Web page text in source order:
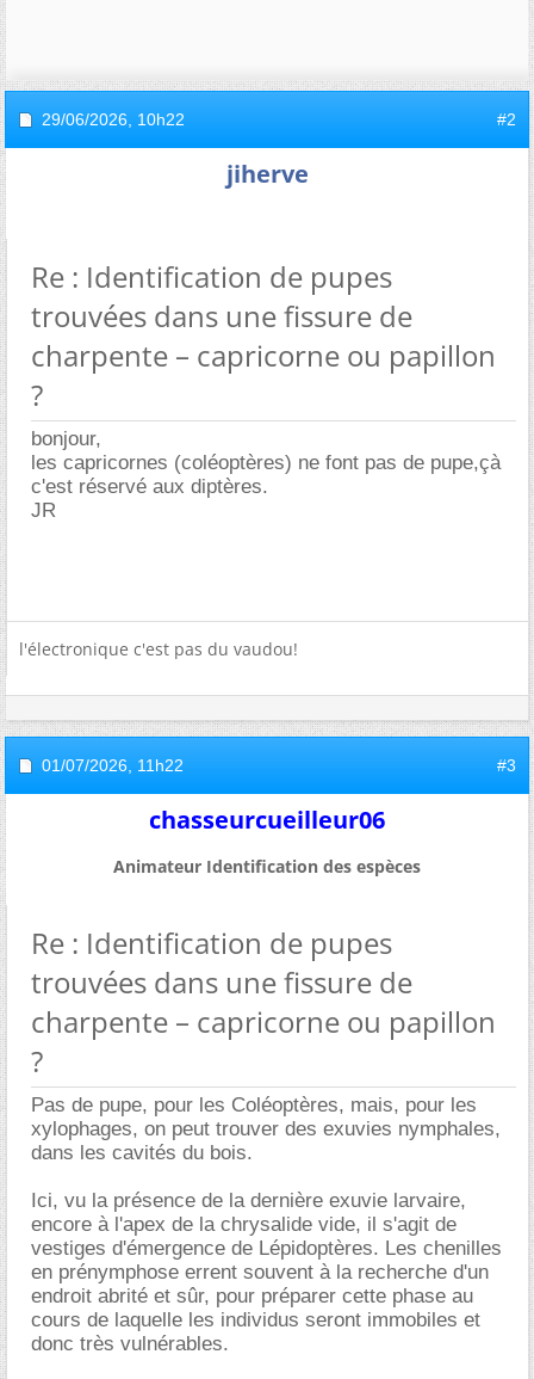
29/06/2026, 10h22 #2
jiherve
Re : Identification de pupes
trouvées dans une fissure de
charpente – capricorne ou papillon
?
bonjour,
les capricornes (coléoptères) ne font pas de pupe,çà
c'est réservé aux diptères.
JR
l'électronique c'est pas du vaudou!
01/07/2026, 11h22 #3
chasseurcueilleur06
Animateur Identification des espèces
Re : Identification de pupes
trouvées dans une fissure de
charpente – capricorne ou papillon
?
Pas de pupe, pour les Coléoptères, mais, pour les
xylophages, on peut trouver des exuvies nymphales,
dans les cavités du bois.
Ici, vu la présence de la dernière exuvie larvaire,
encore à l'apex de la chrysalide vide, il s'agit de
vestiges d'émergence de Lépidoptères. Les chenilles
en prénymphose errent souvent à la recherche d'un
endroit abrité et sûr, pour préparer cette phase au
cours de laquelle les individus seront immobiles et
donc très vulnérables.